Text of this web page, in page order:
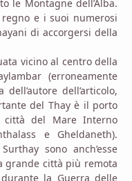
le Montagne dell’Alba.
e i suoi numerosi
di accorgersi della
vicino al centro della
(erroneamente
dell’articolo,
del Thay è il porto
città del Mare Interno
e Gheldaneth).
sono anch’esse
grande città più remota
la Guerra delle